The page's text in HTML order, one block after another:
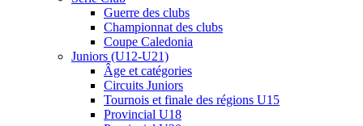
Guerre des clubs
Championnat des clubs
Coupe Caledonia
Juniors (U12-U21)
Âge et catégories
Circuits Juniors
Tournois et finale des régions U15
Provincial U18